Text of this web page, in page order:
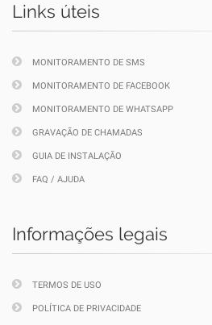
Links úteis
MONITORAMENTO DE SMS
MONITORAMENTO DE FACEBOOK
MONITORAMENTO DE WHATSAPP
GRAVAÇÃO DE CHAMADAS
GUIA DE INSTALAÇÃO
FAQ / AJUDA
Informações legais
TERMOS DE USO
POLÍTICA DE PRIVACIDADE